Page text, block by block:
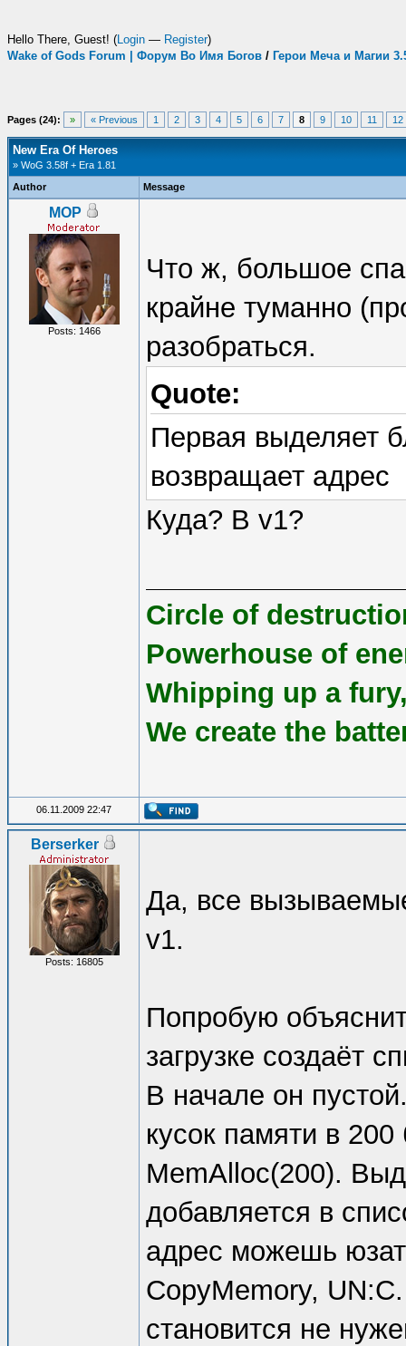
Hello There, Guest! (Login — Register)
Wake of Gods Forum | Форум Во Имя Богов / Герои Меча и Магии
Pages (24): » « Previous 1 2 3 4 5 6 7 8 9 10 11 12
New Era Of Heroes
» WoG 3.58f + Era 1.81
Author
Message
MOP
Posts: 1466
Что ж, большое
крайне туманно
разобраться.
Quote:
Первая выделяет
возвращает адрес
Куда? В v1?
Circle of
Powerhouse of
Whipping up a
We create the
06.11.2009 22:47
Berserker
Posts: 16805
Да, все
v1.
Попробую
загрузке создаёт
В начале он
кусок памяти в
MemAlloc(200).
добавляется в
адрес можешь
CopyMemory,
становится не